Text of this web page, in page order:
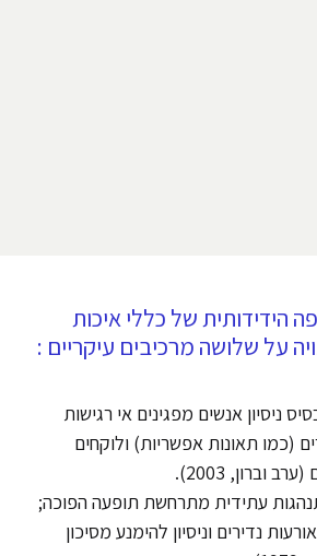
הידידותית של כללי איכות
על שלושה מרכיבים עיקריים :
ניסיון אנשים מפגינים אי רגישות
(כמו תאונות אפשריות) ולוקחים
וברון, 2003).
עתידית מתרחשת תופעה הפוכה;
נדירים וניסיון להימנע מסיכון